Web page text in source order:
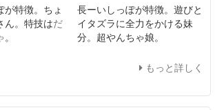
が特徴。ちょ
ん。特技はだ
。
長ーいしっぽが特徴。遊びと
イタズラに全力をかける妹
分。超やんちゃ娘。
もっと詳しく